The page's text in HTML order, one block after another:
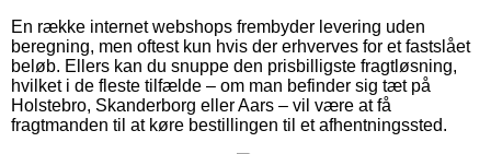
En række internet webshops frembyder levering uden
beregning, men oftest kun hvis der erhverves for et fastslået
beløb. Ellers kan du snuppe den prisbilligste fragtløsning,
hvilket i de fleste tilfælde – om man befinder sig tæt på
Holstebro, Skanderborg eller Aars – vil være at få
fragtmanden til at køre bestillingen til et afhentningssted.